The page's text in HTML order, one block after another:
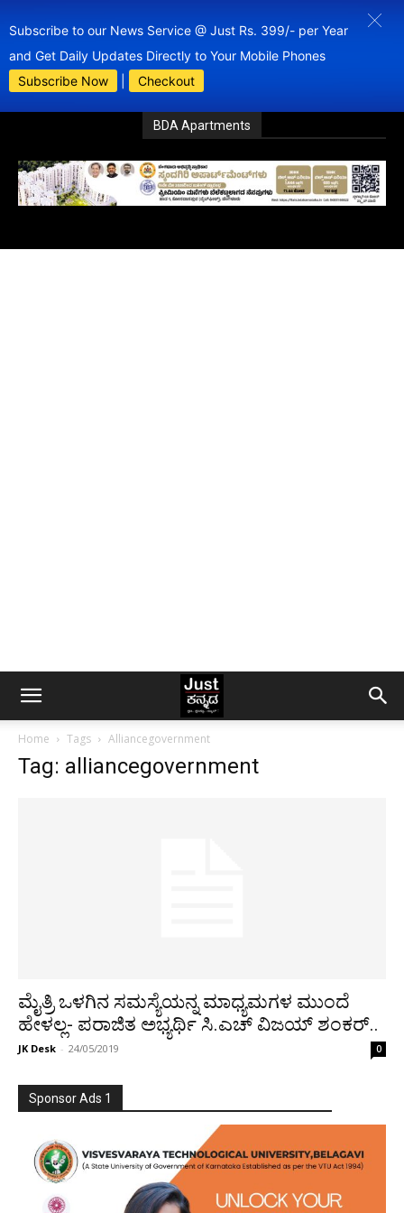
Subscribe to our News Service @ Just Rs. 399/- per Year
and Get Daily Updates Directly to Your Mobile Phones
Subscribe Now
Checkout
BDA Apartments
Home Tags Alliancegovernment
Tag: alliancegovernment
ಮೈತ್ರಿ ಒಳಗಿನ ಸಮಸ್ಯೆಯನ್ನ ಮಾಧ್ಯಮಗಳ ಮುಂದೆ
ಹೇಳಲ್ಲ- ಪರಾಜಿತ ಅಭ್ಯರ್ಥಿ ಸಿ.ಎಚ್ ವಿಜಯ್ ಶಂಕರ್..
JK Desk - 24/05/2019 0
Sponsor Ads 1